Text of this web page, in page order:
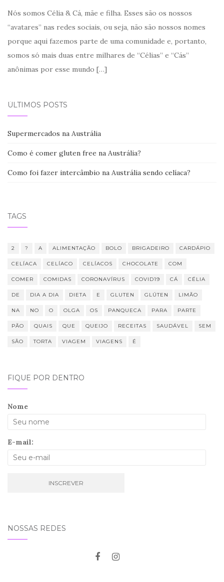
Nós somos Célia & Cá, mãe e filha. Esses são os nossos
“avatares” nas redes sociais, ou seja, não são nossos nomes
porque aqui fazemos parte de uma comunidade e, portanto,
somos só mais duas entre milhares de “Célias” e “Cás”
anônimas por esse mundo […]
ÚLTIMOS POSTS
Supermercados na Austrália
Como é comer gluten free na Austrália?
Como foi fazer intercâmbio na Austrália sendo celíaca?
TAGS
2 ? A ALIMENTAÇÃO BOLO BRIGADEIRO CARDÁPIO
CELÍACA CELÍACO CELÍACOS CHOCOLATE COM
COMER COMIDAS CORONAVÍRUS COVID19 CÁ CÉLIA
DE DIA A DIA DIETA E GLUTEN GLÚTEN LIMÃO
NA NO O OLGA OS PANQUECA PARA PARTE
PÃO QUAIS QUE QUEIJO RECEITAS SAUDÁVEL SEM
SÃO TORTA VIAGEM VIAGENS É
FIQUE POR DENTRO
Nome
E-mail:
NOSSAS REDES